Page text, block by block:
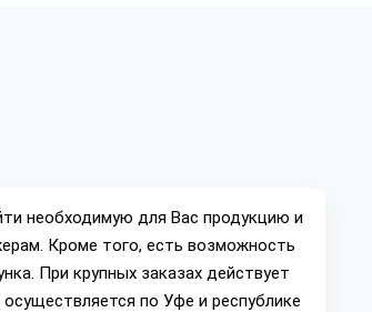
необходимую для Вас продукцию и
Кроме того, есть возможность
При крупных заказах действует
по Уфе и республике